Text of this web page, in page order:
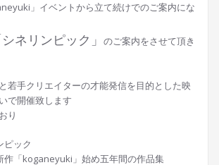
」イベントから立て続けでのご案内にな
シネリンピック」 のご案内をさせて頂き
若手クリエイターの才能発信を目的とした映
で開催致します
り
ピック
作「koganeyuki」始め五年間の作品集